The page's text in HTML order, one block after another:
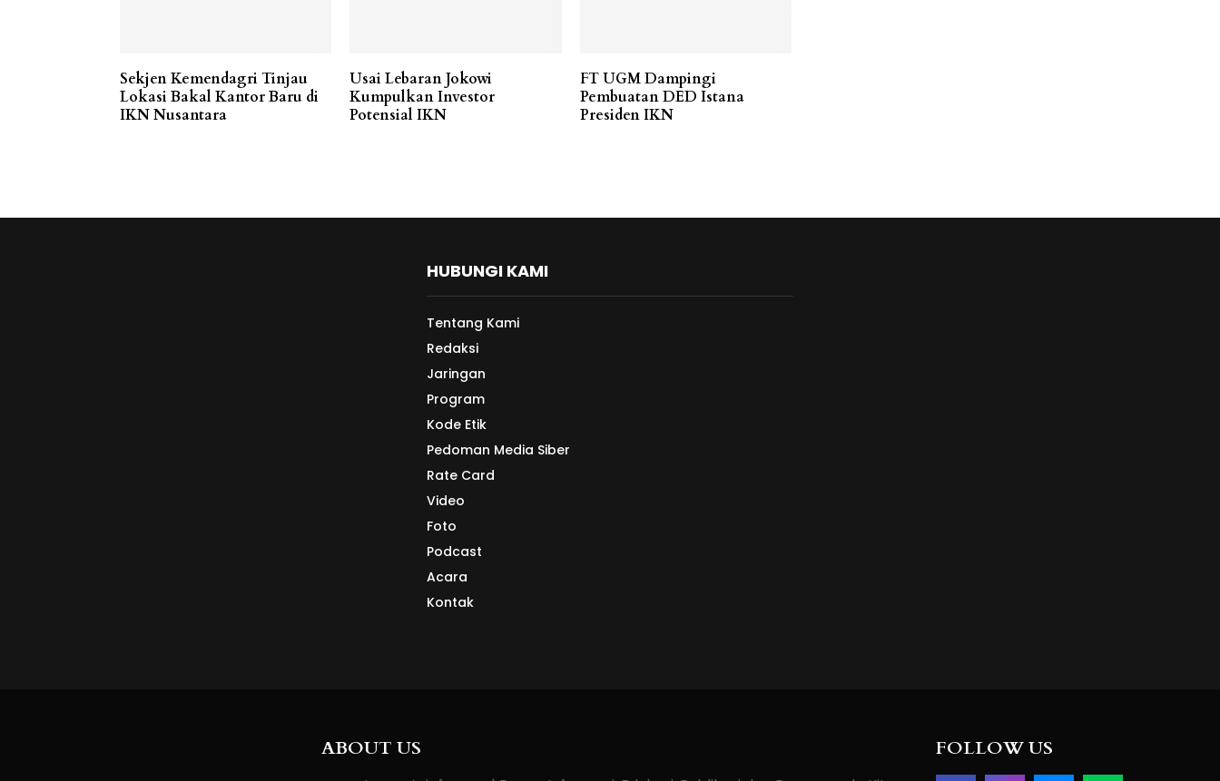
Sekjen Kemendagri Tinjau
Lokasi Bakal Kantor Baru di
IKN Nusantara
Usai Lebaran Jokowi
Kumpulkan Investor
Potensial IKN
FT UGM Dampingi
Pembuatan DED Istana
Presiden IKN
HUBUNGI KAMI
Tentang Kami
Redaksi
Jaringan
Program
Kode Etik
Pedoman Media Siber
Rate Card
Video
Foto
Podcast
Acara
Kontak
ABOUT US FOLLOW US